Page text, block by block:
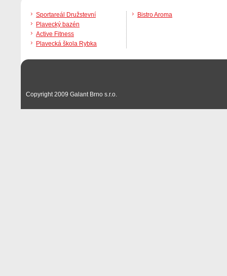
Sportareál Družstevní
Plavecký bazén
Active Fitness
Plavecká škola Rybka
Bistro Aroma
Copyright 2009 Galant Brno s.r.o.